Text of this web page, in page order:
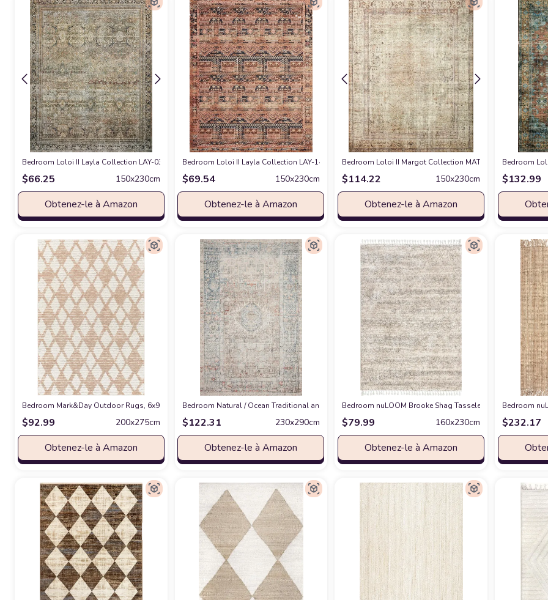
Bedroom Loloi II Layla Collection LAY-03 Traditional Olive/Charcoal 5'-0" x 7'-6" Area Rug chez Amazon
$66.25 150x230cm
Obtenez-le à Amazon
Bedroom Loloi II Layla Collection LAY-14 Mocha/Blush, Traditional 5'-0" x 7'-6" Area Rug chez Amazon
$69.54 150x230cm
Obtenez-le à Amazon
Bedroom Loloi II Margot Collection MAT-01 Antique/Sage
$114.22 150x230cm
Obtenez-le à Amazon
Bedroom
$132.99
Bedroom Mark&Day Outdoor Rugs, 6x9 Kalopanagio Modern Pale Pink Indoor/Outdoor Area Rug, Pink Ivory Carpet for Patio, Porch, Deck, Bedroom,
$92.99 200x275cm
Obtenez-le à Amazon
Bedroom ‎Natural / Ocean ‎Traditional and Distressed Design Living Room ‎Area Rugchez Amazon
$122.31 230x290cm
Obtenez-le à Amazon
Bedroom nuLOOM Brooke Shag Tasseled Area Rug, 5' 3" x
$79.99 160x230cm
Obtenez-le à Amazon
Bedroom
$232.17